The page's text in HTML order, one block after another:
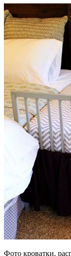
Фото кроватки,